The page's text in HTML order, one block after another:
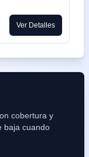
lo necesitas.
Ver Detalles
cobertura y
baja cuando